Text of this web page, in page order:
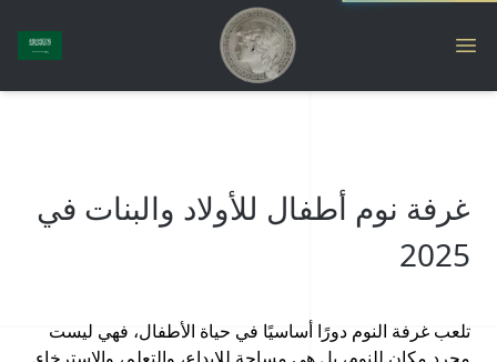
غرفة نوم أطفال للأولاد والبنات في
2025
تلعب غرفة النوم دورًا أساسيًا في حياة الأطفال، فهي ليست